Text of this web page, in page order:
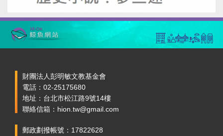
財團法人彭明敏文教基金會
電話：02-25175680
地址：台北市松江路9號14樓
聯絡信箱：hion.tw@gmail.com
郵政劃撥帳號：17822628